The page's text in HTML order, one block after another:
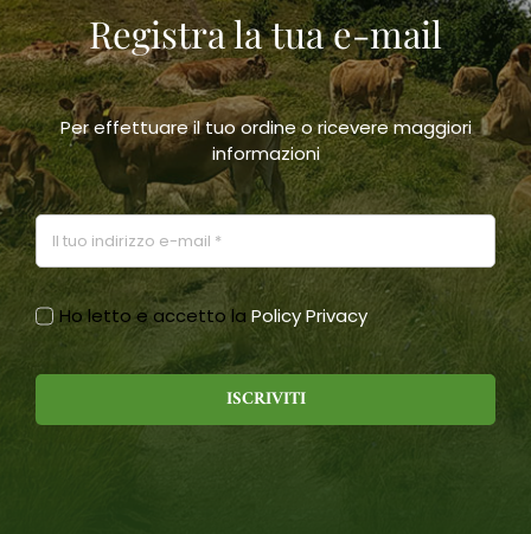
scelte
nella
pagina
del
prodotto
Registra la tua e-mail
Per effettuare il tuo ordine o ricevere maggiori
informazioni
Ho letto e accetto laPolicy Privacy
ISCRIVITI